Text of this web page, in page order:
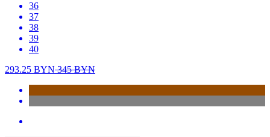
36
37
38
39
40
293.25 BYN345BYN